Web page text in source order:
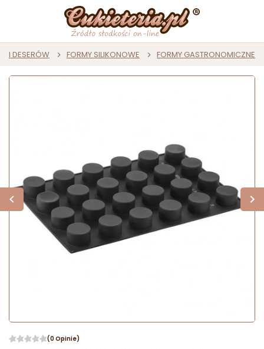
I DESERÓW FORMY SILIKONOWE FORMY GASTRONOMICZNE
(0 Opinie)